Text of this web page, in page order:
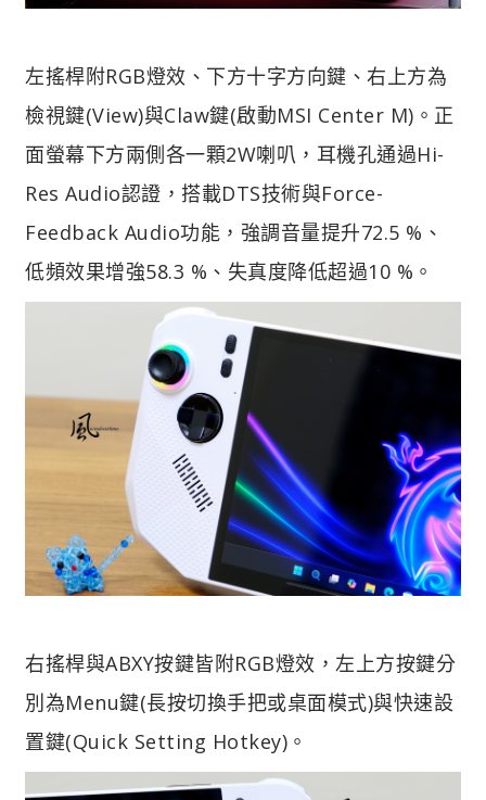
左搖桿附RGB燈效、下方十字方向鍵、右上方為
檢視鍵(View)與Claw鍵(啟動MSI Center M)。 正
面螢幕下方兩側各一顆2W喇叭，耳機孔通過Hi-
Res Audio認證，搭載DTS技術與Force-
Feedback Audio功能，強調音量提升72.5 %、
低頻效果增強58.3 %、失真度降低超過10 %。
右搖桿與ABXY按鍵皆附RGB燈效，左上方按鍵分
別為Menu鍵(長按切換手把或桌面模式)與快速設
置鍵(Quick Setting Hotkey)。